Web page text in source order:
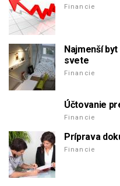
Financie
Najmenší
svete
Financie
Účtovanie
Financie
Príprava
Financie